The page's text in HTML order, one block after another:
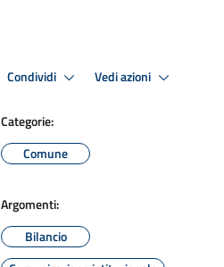
Condividi Vedi azioni
Categorie:
Comune
Argomenti:
Bilancio